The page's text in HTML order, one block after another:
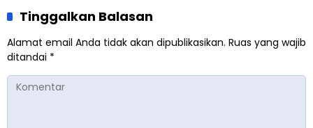
Tinggalkan Balasan
Alamat email Anda tidak akan dipublikasikan. Ruas yang wajib
ditandai *